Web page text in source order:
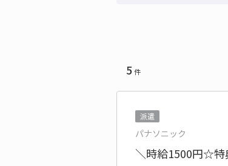
5 件
派遣
パナソニック
＼時給1500円☆特